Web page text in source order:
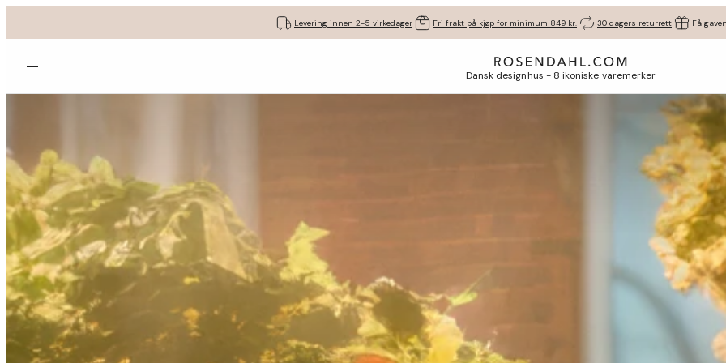
Levering innen 2-5 virkedager Fri frakt på kjøp for minimum 849 kr. 30 dagers returrett Få
Åpne menyen Dansk designhus - 8 ikoniske varemerker